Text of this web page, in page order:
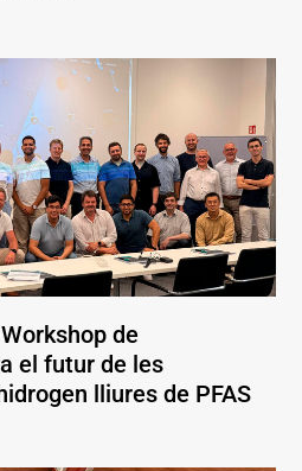
de
el futur de les
lliures de PFAS